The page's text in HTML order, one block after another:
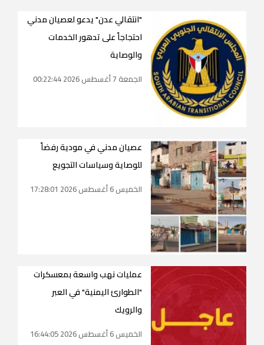
"انتقالي عدن" يدعو لعصيان مدني
احتجاجاً على تدهور الخدمات
والوصاية
الجمعة 7 أغسطس 2026 00:22:44
عصيان مدني في مودية رفضاً
للوصاية وسياسات التجويع
الخميس 6 أغسطس 2026 17:28:01
عمليات نهب واسعة بمعسكرات
"الطوارئ اليمنية" في العبر
والرويك
الخميس 6 أغسطس 2026 16:44:05